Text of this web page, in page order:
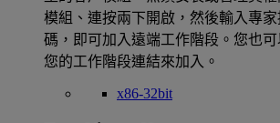
模組、連按兩下開啟，然後輸入專
碼，即可加入遠端工作階段。您也
您的工作階段連結來加入。
x86-32bit